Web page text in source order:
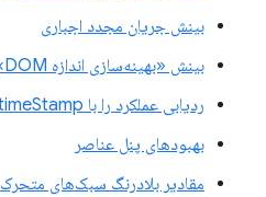
بینش جریان مجدد اجباری
بینش «بهینه‌سازی اندازه DOM»
ردیابی عملکرد را با console.timeStamp گسترش دهید
بهبودهای پنل عناصر
مقادیر بلادرنگ سبک‌های متحرک